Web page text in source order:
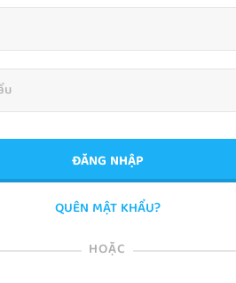
ĐĂNG NHẬP
QUÊN MẬT KHẨU?
HOẶC